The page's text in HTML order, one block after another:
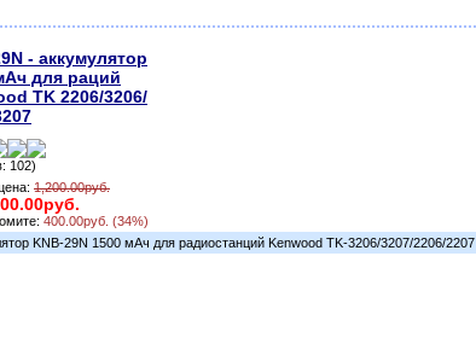
- аккумулятор
для раций
TK 2206/3206/
102)
1,200.00руб.
400.00руб. (34%)
KNB-29N 1500 мАч для радиостанций Kenwood TK-3206/3207/2206/2207